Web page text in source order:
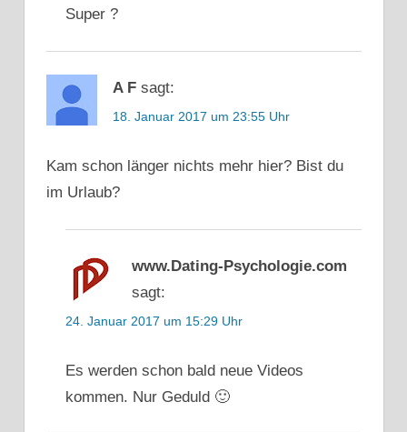
Super ?
A F sagt:
18. Januar 2017 um 23:55 Uhr
Kam schon länger nichts mehr hier? Bist du
im Urlaub?
www.Dating-Psychologie.com
sagt:
24. Januar 2017 um 15:29 Uhr
Es werden schon bald neue Videos
kommen. Nur Geduld 🙂